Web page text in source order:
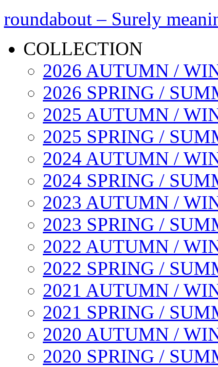
roundabout – Surely
COLLECTION
2026 AUTUMN /
2026 SPRING /
2025 AUTUMN /
2025 SPRING /
2024 AUTUMN /
2024 SPRING /
2023 AUTUMN /
2023 SPRING /
2022 AUTUMN /
2022 SPRING /
2021 AUTUMN /
2021 SPRING /
2020 AUTUMN /
2020 SPRING /